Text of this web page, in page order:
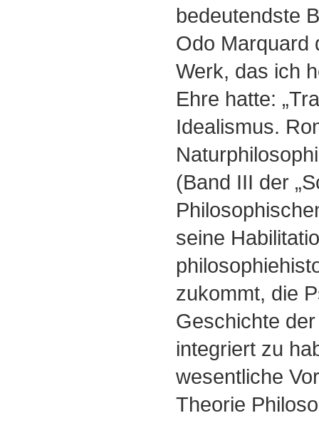
bedeutendste
Odo Marquard
Werk, das ich
Ehre hatte:
Idealismus.
(Band III der
seine
zukommt, die
Geschichte
integriert zu
wesentliche
Theorie